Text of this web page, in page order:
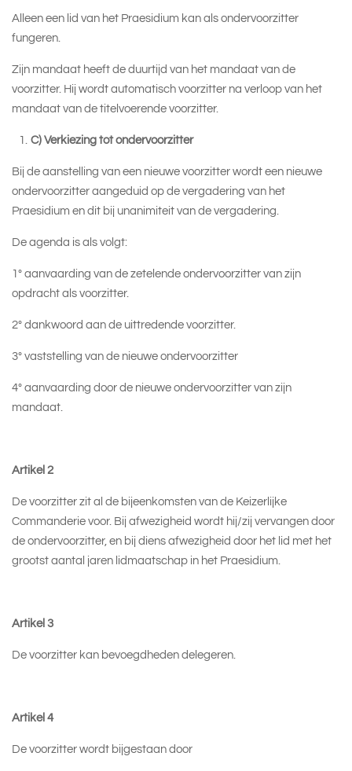
Alleen een lid van het Praesidium kan als ondervoorzitter
fungeren.
Zijn mandaat heeft de duurtijd van het mandaat van de
voorzitter. Hij wordt automatisch voorzitter na verloop van het
mandaat van de titelvoerende voorzitter.
C) Verkiezing tot ondervoorzitter
Bij de aanstelling van een nieuwe voorzitter wordt een nieuwe
ondervoorzitter aangeduid op de vergadering van het
Praesidium en dit bij unanimiteit van de vergadering.
De agenda is als volgt:
1° aanvaarding van de zetelende ondervoorzitter van zijn
opdracht als voorzitter.
2° dankwoord aan de uittredende voorzitter.
3° vaststelling van de nieuwe ondervoorzitter
4° aanvaarding door de nieuwe ondervoorzitter van zijn
mandaat.
Artikel 2
De voorzitter zit al de bijeenkomsten van de Keizerlijke
Commanderie voor. Bij afwezigheid wordt hij/zij vervangen door
de ondervoorzitter, en bij diens afwezigheid door het lid met het
grootst aantal jaren lidmaatschap in het Praesidium.
Artikel 3
De voorzitter kan bevoegdheden delegeren.
Artikel 4
De voorzitter wordt bijgestaan door